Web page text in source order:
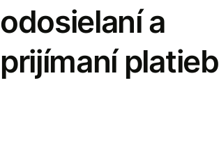
odosielaní a
prijímaní platieb